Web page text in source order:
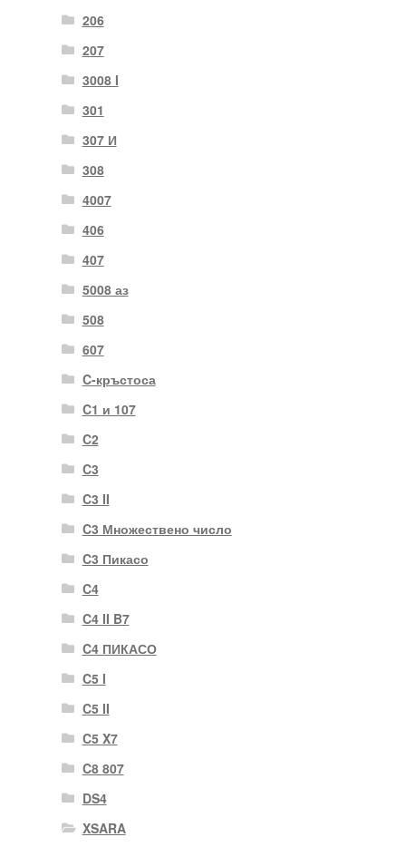
206
207
3008 I
301
307 И
308
4007
406
407
5008 аз
508
607
C-кръстоса
C1 и 107
C2
C3
C3 II
C3 Множествено число
C3 Пикасо
C4
C4 II B7
C4 ПИКАСО
C5 I
C5 II
C5 X7
C8 807
DS4
XSARA